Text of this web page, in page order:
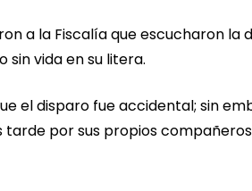
a la Fiscalía que escucharon la
vida en su litera.
el disparo fue accidental; sin
por sus propios